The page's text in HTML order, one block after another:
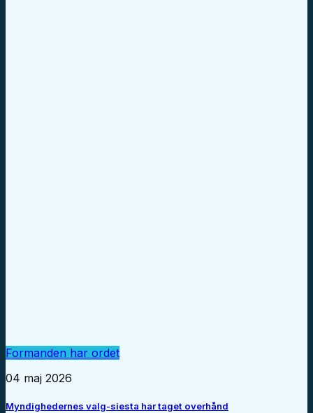
Formanden har ordet
04 maj 2026
Myndighedernes valg-siesta har taget overhånd